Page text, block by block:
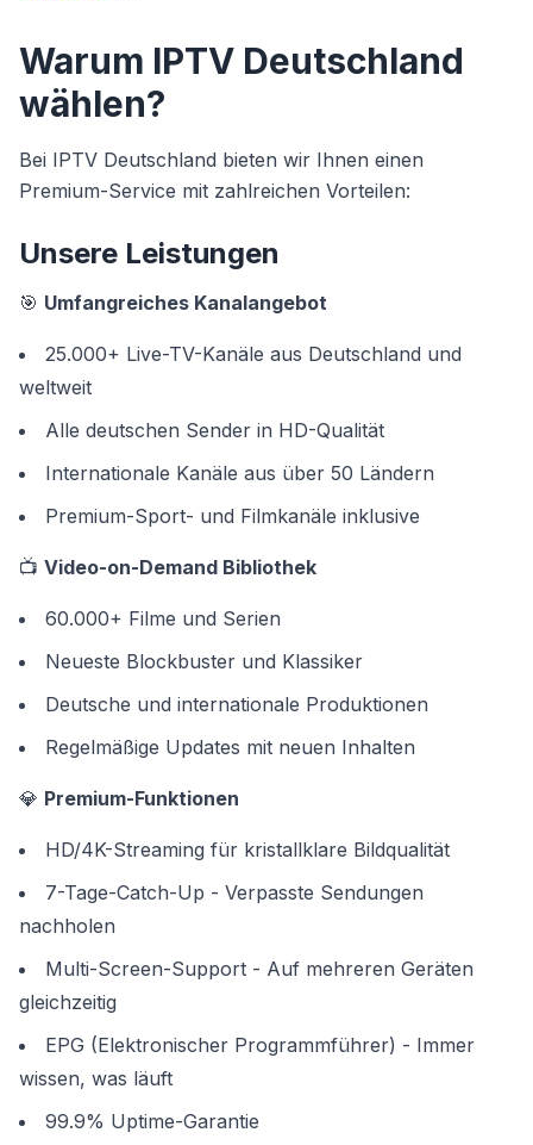
Warum IPTV Deutschland
wählen?
Bei IPTV Deutschland bieten wir Ihnen einen
Premium-Service mit zahlreichen Vorteilen:
Unsere Leistungen
🎯 Umfangreiches Kanalangebot
25.000+ Live-TV-Kanäle aus Deutschland und
weltweit
Alle deutschen Sender in HD-Qualität
Internationale Kanäle aus über 50 Ländern
Premium-Sport- und Filmkanäle inklusive
📺 Video-on-Demand Bibliothek
60.000+ Filme und Serien
Neueste Blockbuster und Klassiker
Deutsche und internationale Produktionen
Regelmäßige Updates mit neuen Inhalten
💎 Premium-Funktionen
HD/4K-Streaming für kristallklare Bildqualität
7-Tage-Catch-Up - Verpasste Sendungen
nachholen
Multi-Screen-Support - Auf mehreren Geräten
gleichzeitig
EPG (Elektronischer Programmführer) - Immer
wissen, was läuft
99.9% Uptime-Garantie